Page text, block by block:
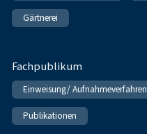
Gärtnerei
Fachpublikum
Einweisung/ Aufnahmeverfahren
Publikationen